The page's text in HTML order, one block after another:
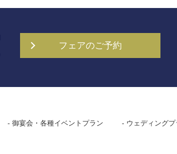
フェアのご予約
- 御宴会・各種イベントプラン - ウェディングプ